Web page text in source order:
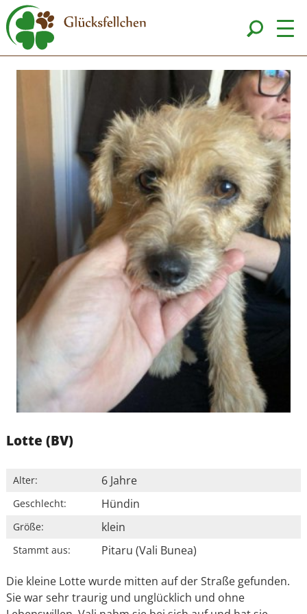
Lotte (BV)
Alter: 6 Jahre
Geschlecht: Hündin
Größe: klein
Stammt aus: Pitaru (Vali Bunea)
Die kleine Lotte wurde mitten auf der Straße gefunden.
Sie war sehr traurig und unglücklich und ohne